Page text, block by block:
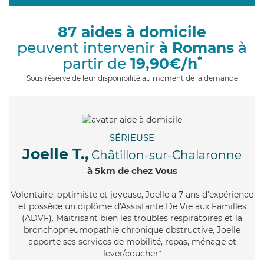
g
87 aides à domicile
peuvent intervenir à Romans à
partir de 19,90€/h*
Sous réserve de leur disponibilité au moment de la demande
SÉRIEUSE
Joelle T., Châtillon-sur-Chalaronne
à 5km de chez Vous
Volontaire, optimiste et joyeuse, Joelle a 7 ans d'expérience
et possède un diplôme d'Assistante De Vie aux Familles
(ADVF). Maitrisant bien les troubles respiratoires et la
bronchopneumopathie chronique obstructive, Joelle
apporte ses services de mobilité, repas, ménage et
lever/coucher*